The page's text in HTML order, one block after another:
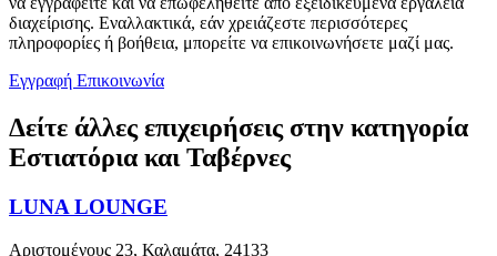
διαχείρισης. Εναλλακτικά, εάν χρειάζεστε περισσότερες
πληροφορίες ή βοήθεια, μπορείτε να επικοινωνήσετε μαζί μας.
Εγγραφή Επικοινωνία
Δείτε άλλες επιχειρήσεις στην κατηγορία
Εστιατόρια και Ταβέρνες
LUNA LOUNGE
Αριστομένους 23, Καλαμάτα, 24133